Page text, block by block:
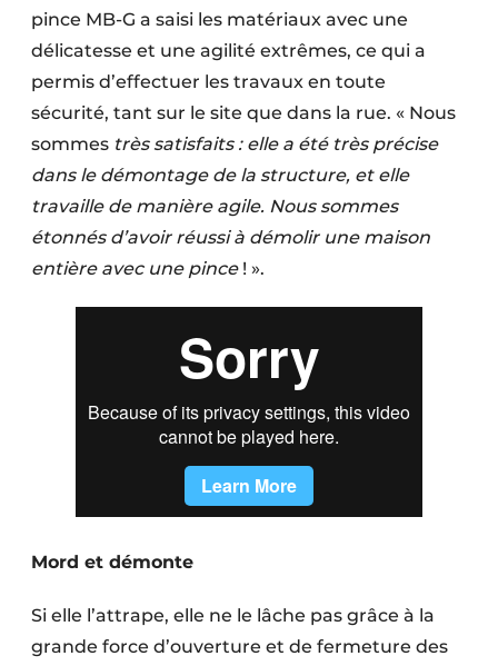
pince MB-G a saisi les matériaux avec une
délicatesse et une agilité extrêmes, ce qui a
permis d’effectuer les travaux en toute
sécurité, tant sur le site que dans la rue. « Nous
sommes très satisfaits : elle a été très précise
dans le démontage de la structure, et elle
travaille de manière agile. Nous sommes
étonnés d’avoir réussi à démolir une maison
entière avec une pince ! ».
Mord et démonte
Si elle l’attrape, elle ne le lâche pas grâce à la
grande force d’ouverture et de fermeture des